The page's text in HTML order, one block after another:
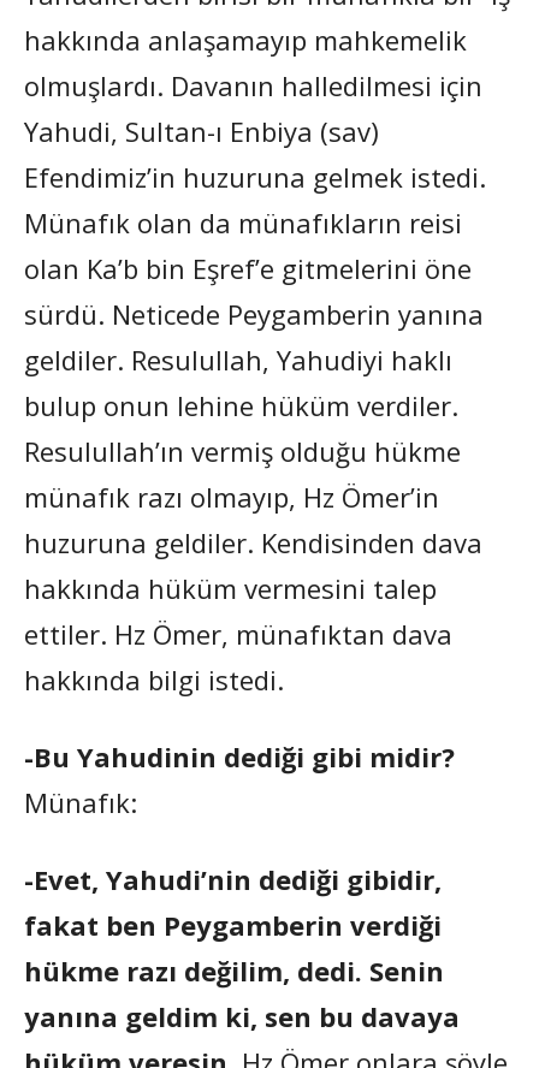
hakkında anlaşamayıp mahkemelik
olmuşlardı. Davanın halledilmesi için
Yahudi, Sultan-ı Enbiya (sav)
Efendimiz’in huzuruna gelmek istedi.
Münafık olan da münafıkların reisi
olan Ka’b bin Eşref’e gitmelerini öne
sürdü. Neticede Peygamberin yanına
geldiler. Resulullah, Yahudiyi haklı
bulup onun lehine hüküm verdiler.
Resulullah’ın vermiş olduğu hükme
münafık razı olmayıp, Hz Ömer’in
huzuruna geldiler. Kendisinden dava
hakkında hüküm vermesini talep
ettiler. Hz Ömer, münafıktan dava
hakkında bilgi istedi.
-Bu Yahudinin dediği gibi midir?
Münafık:
-Evet, Yahudi’nin dediği gibidir,
fakat ben Peygamberin verdiği
hükme razı değilim, dedi. Senin
yanına geldim ki, sen bu davaya